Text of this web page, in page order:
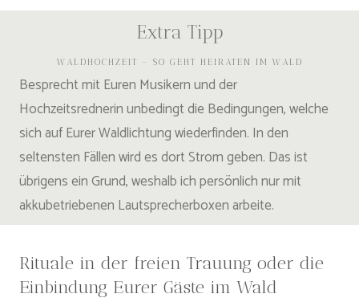
Extra Tipp
WALDHOCHZEIT – SO GEHT HEIRATEN IM WALD
Besprecht mit Euren Musikern und der
Hochzeitsrednerin unbedingt die Bedingungen, welche
sich auf Eurer Waldlichtung wiederfinden. In den
seltensten Fällen wird es dort Strom geben. Das ist
übrigens ein Grund, weshalb ich persönlich nur mit
akkubetriebenen Lautsprecherboxen arbeite.
Rituale in der freien Trauung oder die
Einbindung Eurer Gäste im Wald